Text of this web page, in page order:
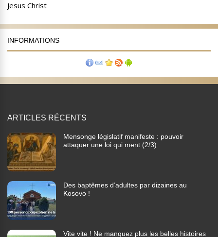
INFORMATIONS
ARTICLES RÉCENTS
Mensonge législatif manifeste : pouvoir
attaquer une loi qui ment (2/3)
Des baptêmes d’adultes par dizaines au
Kosovo !
Vite vite ! Ne manquez plus les belles histoires